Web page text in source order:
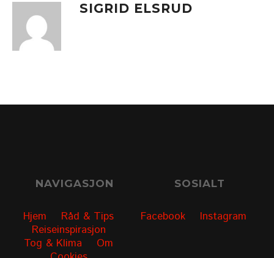
SIGRID ELSRUD
NAVIGASJON
Hjem
Råd & Tips
Reiseinspirasjon
Tog & Klima
Om
SOSIALT
Facebook Instagram